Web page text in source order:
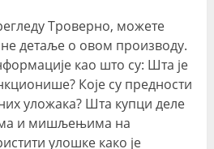
Троверно, можете
детаље о овом производу.
као што су: Шта је
Које су предности
уложака? Шта купци деле
и мишљењима на
улошке како је